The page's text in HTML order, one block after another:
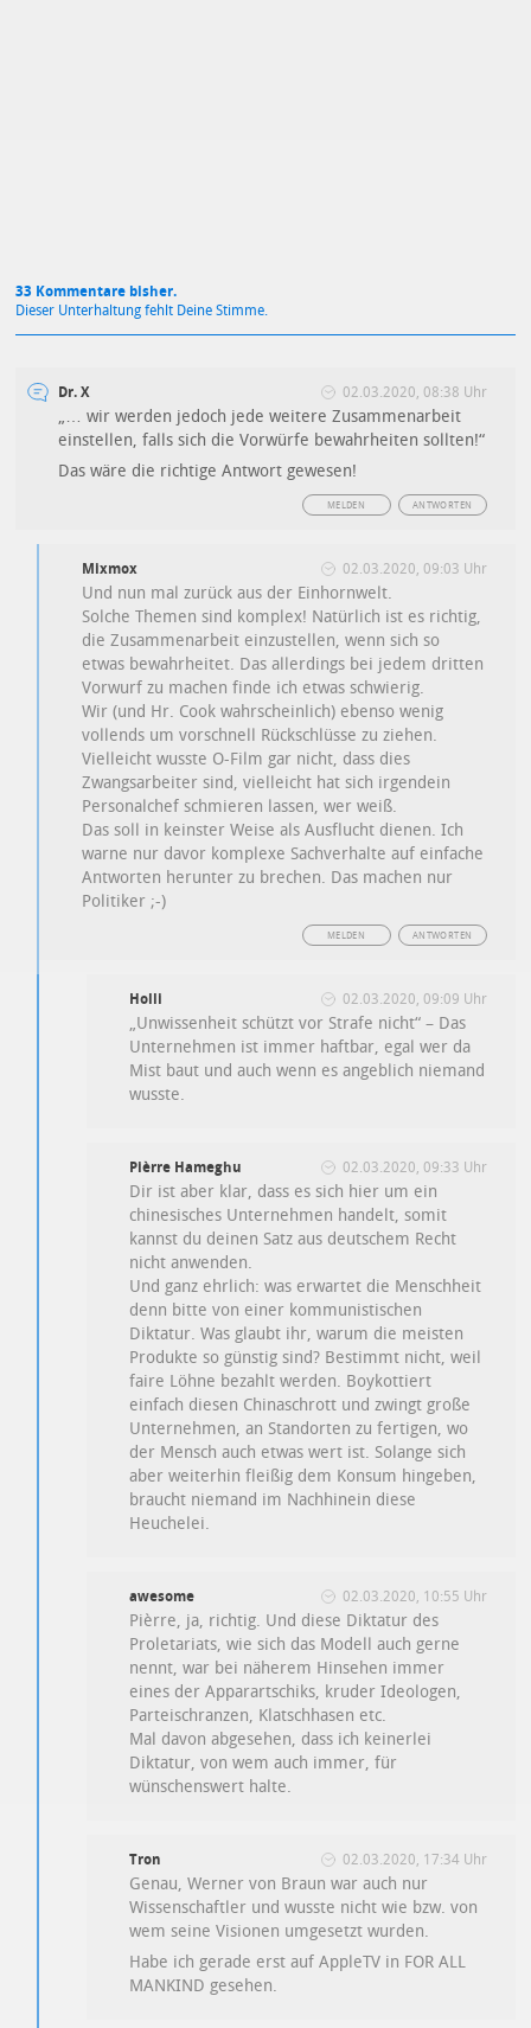
33 Kommentare bisher.
Dieser Unterhaltung fehlt Deine Stimme.
Dr. X 02.03.2020, 08:38 Uhr
„… wir werden jedoch jede weitere Zusammenarbeit
einstellen, falls sich die Vorwürfe bewahrheiten sollten!“
Das wäre die richtige Antwort gewesen!
ANTWORTEN
MELDEN
Mixmox 02.03.2020, 09:03 Uhr
Und nun mal zurück aus der Einhornwelt.
Solche Themen sind komplex! Natürlich ist es richtig,
die Zusammenarbeit einzustellen, wenn sich so
etwas bewahrheitet. Das allerdings bei jedem dritten
Vorwurf zu machen finde ich etwas schwierig.
Wir (und Hr. Cook wahrscheinlich) ebenso wenig
vollends um vorschnell Rückschlüsse zu ziehen.
Vielleicht wusste O-Film gar nicht, dass dies
Zwangsarbeiter sind, vielleicht hat sich irgendein
Personalchef schmieren lassen, wer weiß.
Das soll in keinster Weise als Ausflucht dienen. Ich
warne nur davor komplexe Sachverhalte auf einfache
Antworten herunter zu brechen. Das machen nur
Politiker ;-)
ANTWORTEN
MELDEN
Holli 02.03.2020, 09:09 Uhr
„Unwissenheit schützt vor Strafe nicht“ – Das
Unternehmen ist immer haftbar, egal wer da
Mist baut und auch wenn es angeblich niemand
wusste.
Pièrre Hameghu 02.03.2020, 09:33 Uhr
Dir ist aber klar, dass es sich hier um ein
chinesisches Unternehmen handelt, somit
kannst du deinen Satz aus deutschem Recht
nicht anwenden.
Und ganz ehrlich: was erwartet die Menschheit
denn bitte von einer kommunistischen
Diktatur. Was glaubt ihr, warum die meisten
Produkte so günstig sind? Bestimmt nicht, weil
faire Löhne bezahlt werden. Boykottiert
einfach diesen Chinaschrott und zwingt große
Unternehmen, an Standorten zu fertigen, wo
der Mensch auch etwas wert ist. Solange sich
aber weiterhin fleißig dem Konsum hingeben,
braucht niemand im Nachhinein diese
Heuchelei.
awesome 02.03.2020, 10:55 Uhr
Pièrre, ja, richtig. Und diese Diktatur des
Proletariats, wie sich das Modell auch gerne
nennt, war bei näherem Hinsehen immer
eines der Apparartschiks, kruder Ideologen,
Parteischranzen, Klatschhasen etc.
Mal davon abgesehen, dass ich keinerlei
Diktatur, von wem auch immer, für
wünschenswert halte.
Tron 02.03.2020, 17:34 Uhr
Genau, Werner von Braun war auch nur
Wissenschaftler und wusste nicht wie bzw. von
wem seine Visionen umgesetzt wurden.
Habe ich gerade erst auf AppleTV in FOR ALL
MANKIND gesehen.